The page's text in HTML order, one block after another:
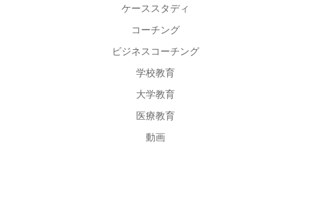
ケーススタディ
コーチング
ビジネスコーチング
学校教育
大学教育
医療教育
動画